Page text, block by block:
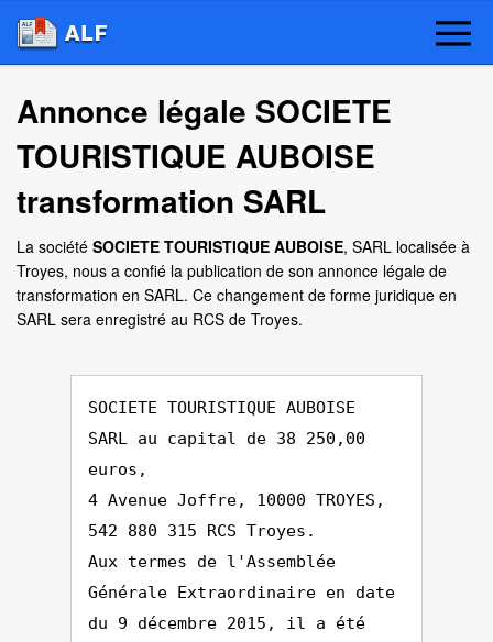
Annonce légale SOCIETE
TOURISTIQUE AUBOISE
transformation SARL
La société SOCIETE TOURISTIQUE AUBOISE, SARL localisée à
Troyes, nous a confié la publication de son annonce légale de
transformation en SARL. Ce changement de forme juridique en
SARL sera enregistré au RCS de Troyes.
SOCIETE TOURISTIQUE AUBOISE
SARL au capital de 38 250,00
euros,
4 Avenue Joffre, 10000 TROYES,
542 880 315 RCS Troyes.
Aux termes de l'Assemblée
Générale Extraordinaire en date
du 9 décembre 2015, il a été